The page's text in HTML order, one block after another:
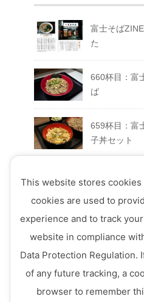
富士そば
た
660杯目：富
ば
659杯目：富
子丼セット
店で
657杯目：富
ミートソース
656杯目：富
ュー「ミニ
This website stores
cookies are used to
experience and to track
website in compliance
Data Protection
of any future tracking, a
browser to remember